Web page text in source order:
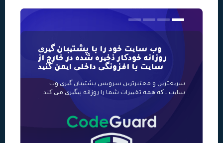
وب سایت خود را با پشتیبان گیری
روزانه خودکار ذخیره شده در خارج از
سایت با افزونگی داخلی ایمن کنید
سریعترین و معتبرترین سرویس پشتیبان گیری وب
سایت ، که همه تغییرات شما را روزانه پیگیری می کند